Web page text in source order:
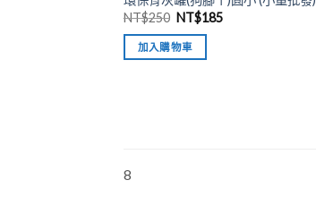
NT$250 NT$185
加入購物車
8